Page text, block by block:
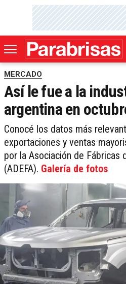
MERCADO
Así le fue a la
argentina en
Conocé los datos más
exportaciones y ventas
por la Asociación de Fábricas
(ADEFA). Galería de fotos